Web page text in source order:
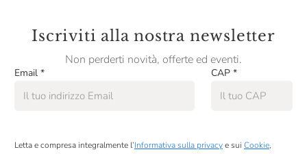
Iscriviti alla nostra newsletter
Non perderti novità, offerte ed eventi.
Email * CAP *
Letta e compresa integralmente l’Informativa sulla privacye sui Cookie,